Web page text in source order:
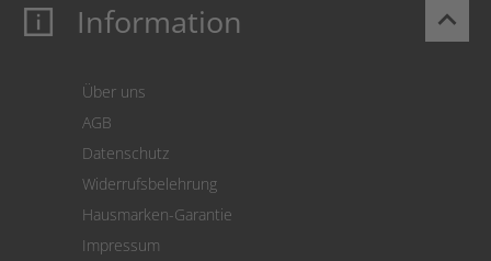
Mein Konto
keyboard_arrow_up
Information
Über uns
AGB
Datenschutz
Widerrufsbelehrung
Hausmarken-Garantie
Impressum